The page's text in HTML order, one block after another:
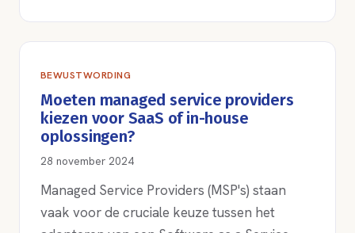
BEWUSTWORDING
Moeten managed service providers
kiezen voor SaaS of in-house
oplossingen?
28 november 2024
Managed Service Providers (MSP's) staan
vaak voor de cruciale keuze tussen het